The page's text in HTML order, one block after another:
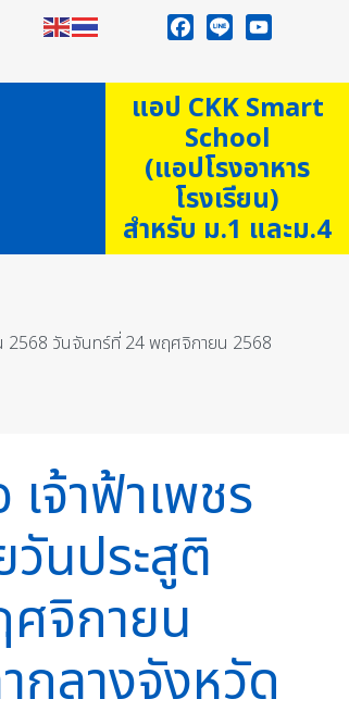
แอป CKK Smart
School
(แอปโรงอาหาร
โรงเรียน)
สำหรับ ม.1 และม.4
2568 วันจันทร์ที่ 24 พฤศจิกายน 2568
จ้าฟ้าเพชร
นประสูติ
จิกายน
กลางจังหวัด